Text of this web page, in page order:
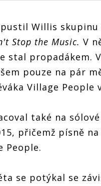
Willis
Stop the Music. V
stal propadákem.
pouze na pár
Village People
také na
přičemž písně
People.
se potýkal se